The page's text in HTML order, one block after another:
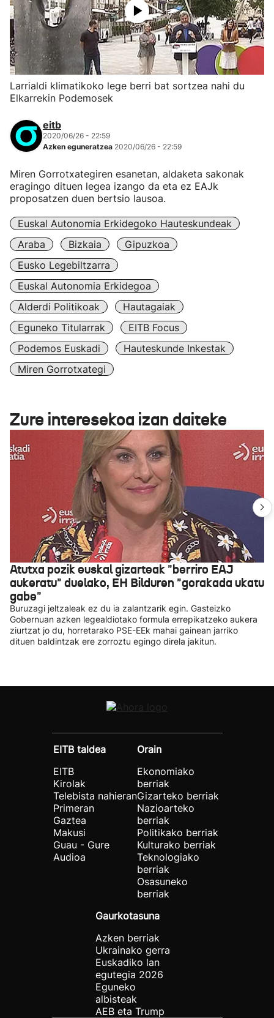
Larrialdi klimatikoko lege berri bat sortzea nahi du
Elkarrekin Podemosek
eitb
2020/06/26 - 22:59
Azken eguneratzea 2020/06/26 - 22:59
Miren Gorrotxategiren esanetan, aldaketa sakonak
eragingo dituen legea izango da eta ez EAJk
proposatzen duen bertsio lausoa.
Euskal Autonomia Erkidegoko Hauteskundeak
Araba
Bizkaia
Gipuzkoa
Eusko Legebiltzarra
Euskal Autonomia Erkidegoa
Alderdi Politikoak
Hautagaiak
Eguneko Titularrak
EITB Focus
Podemos Euskadi
Hauteskunde Inkestak
Miren Gorrotxategi
Zure interesekoa izan daiteke
Atutxa pozik euskal gizarteak "berriro EAJ
aukeratu" duelako, EH Bilduren "gorakada ukatu
gabe"
Buruzagi jeltzaleak ez du ia zalantzarik egin. Gasteizko
Gobernuan azken legealdiotako formula errepikatzeko aukera
ziurtzat jo du, horretarako PSE-EEk mahai gainean jarriko
dituen baldintzak ere zorroztu egingo direla jakitun.
EITB taldea
EITB
Kirolak
Telebista nahieran
Primeran
Gaztea
Makusi
Guau - Gure
Audioa
Orain
Ekonomiako
berriak
Gizarteko berriak
Nazioarteko
berriak
Politikako berriak
Kulturako berriak
Teknologiako
berriak
Osasuneko
berriak
Gaurkotasuna
Azken berriak
Ukrainako gerra
Euskadiko lan
egutegia 2026
Eguneko
albisteak
AEB eta Trump